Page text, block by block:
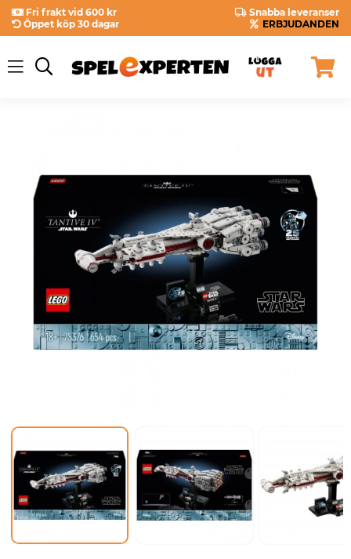
Fri frakt vid 600 kr
Snabba leveranser
Öppet köp 30 dagar
ERBJUDANDEN